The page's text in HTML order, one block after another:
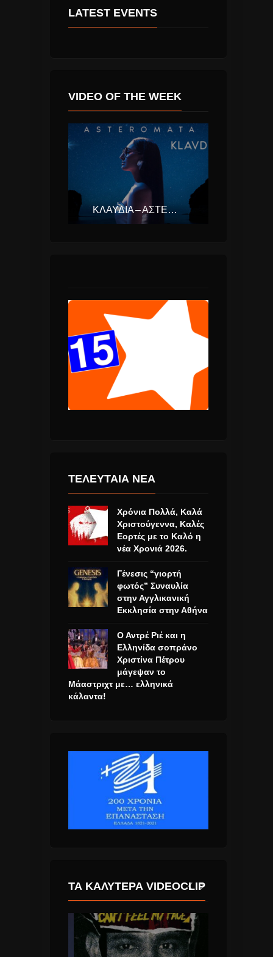
LATEST EVENTS
VIDEO OF THE WEEK
ΚΛΑΥΔΊΑ – ΑΣΤΕΡΟΜΆΤΑ (EUROVISION ΕΛΛΆΔΑ 2025)
ΤΕΛΕΥΤΑΙΑ ΝΕΑ
Χρόνια Πολλά, Καλά
Χριστούγεννα, Καλές
Εορτές με το Καλό η
νέα Χρονιά 2026.
Γένεσις “γιορτή
φωτός” Συναυλία
στην Αγγλικανική
Εκκλησία στην Αθήνα
Ο Αντρέ Ριέ και η
Ελληνίδα σοπράνο
Χριστίνα Πέτρου
μάγεψαν το
Μάαστριχτ με… ελληνικά
κάλαντα!
ΤΑ ΚΑΛΎΤΕΡΑ VIDEOCLIP